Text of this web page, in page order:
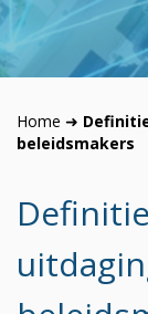
Home ➜
beleidsmakers